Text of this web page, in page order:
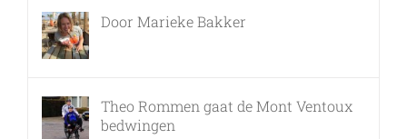
Door Marieke Bakker
Theo Rommen gaat de Mont Ventoux
bedwingen